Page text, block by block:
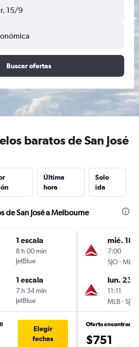
15/9
Buscar ofertas
baratos de San José
Última
hora
Solo
ida
de San José a Melbourne
1 escala
8 h 00 min
JetBlue
1 escala
7 h 34 min
JetBlue
Elegir
fechas
mié. 18/
7:00
SJO-MLB
lun. 23/
11:11
MLB-SJO
Oferta encontrada
$751